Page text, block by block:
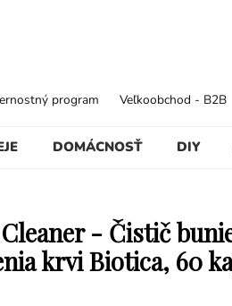
DOMÁCNOSŤ DIY
program Veľkoobchod - B2B
- Čistič
krvi Biotica, 60